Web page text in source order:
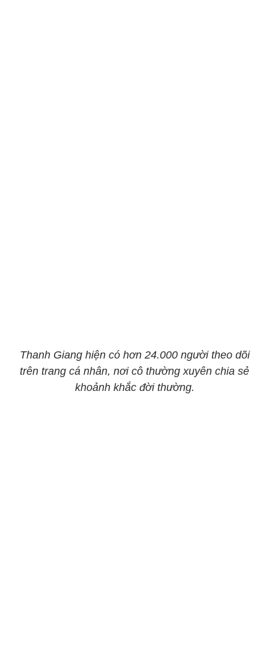
Thanh Giang hiện có hơn 24.000 người theo dõi
trên trang cá nhân, nơi cô thường xuyên chia sẻ
khoảnh khắc đời thường.